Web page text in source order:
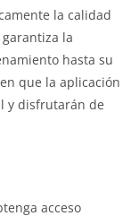
la calidad
la
hasta su
que la aplicación
y disfrutarán de
acceso